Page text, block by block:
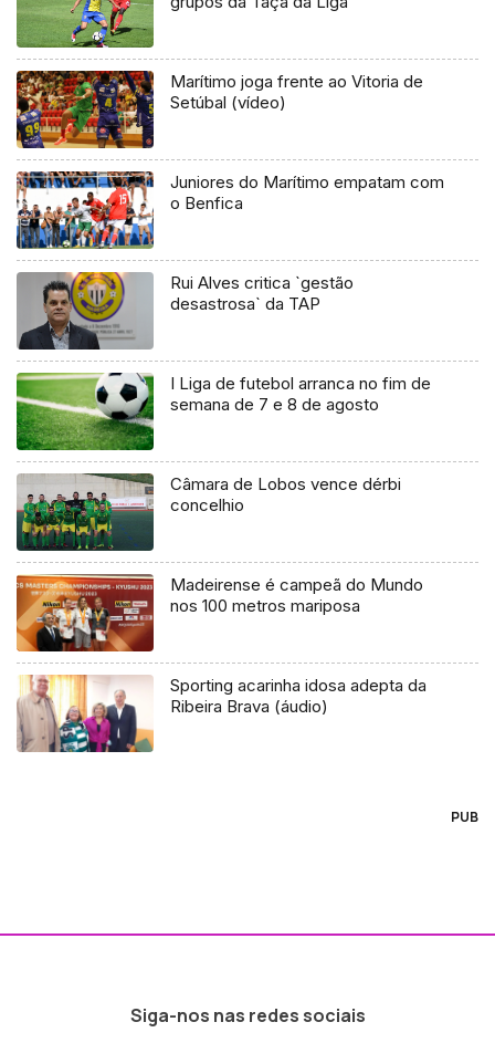
Marítimo joga frente ao Vitoria de
Setúbal (vídeo)
Juniores do Marítimo empatam com
o Benfica
Rui Alves critica `gestão
desastrosa` da TAP
I Liga de futebol arranca no fim de
semana de 7 e 8 de agosto
Câmara de Lobos vence dérbi
concelhio
Madeirense é campeã do Mundo
nos 100 metros mariposa
Sporting acarinha idosa adepta da
Ribeira Brava (áudio)
PUB
Siga-nos nas redes sociais